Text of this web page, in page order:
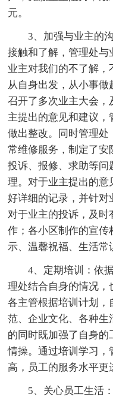
元。
3、加强与业主的
接触和了解，管理处与
业主对我们的不了解
从自身出发，从小事
召开了多次业主大会，
主提出的意见和建议，
做出整改。同时管理处
常维修服务，制定了安
投诉、报修、求助等问
理。对于业主提出的意
好详细的记录，并针对
对于业主的投诉，及时
作；各小区制作的宣传
示、温馨祝福、生活常
4、定期培训：依
理处结合自身的情况，
各主管根据培训计划
范、企业文化、各种生
的同时既加强了自身的
情操。通过培训学习，
高，员工的服务水平更
5、关心员工生活